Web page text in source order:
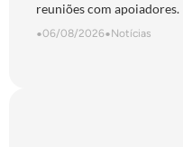
reuniões com apoiadores.
•06/08/2026•Notícias